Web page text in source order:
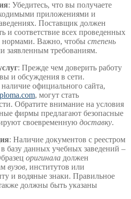
: Убедитесь, что вы получаете
приложениями и
Поставщик должен
и соответствие всех проведенных
нормами. Важно, чтобы степень
заявленным требованиям.
: Прежде чем доверить работу
и обсуждения в сети.
официального сайта,
, могут стать
Обратите внимание на условия
фирмы предлагают безопасные
своевременную доставку.
: Наличие документов с реестром
базу данных учебных заведений –
оригинала должен
вузов, институтов или
и водяные знаки. Правильное
должны быть указаны